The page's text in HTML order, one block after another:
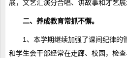
展，文艺汇演分合唱、讲故事和才艺展
二、养成教育常抓不懈。
1、本学期继续加强了课间纪律的
和学生会干部经常在走廊、校园，检